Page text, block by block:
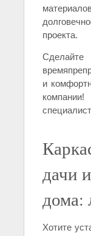
проекта.
и
дачи
дома:
Хотите